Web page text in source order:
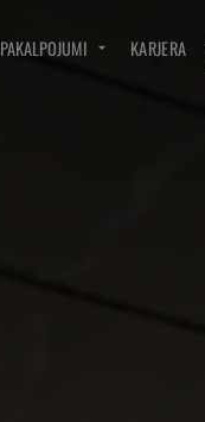
PAKALPOJUMI KARJERA